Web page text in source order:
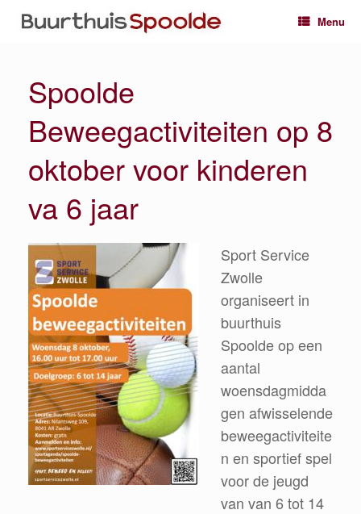
Menu
Spoolde
Beweegactiviteiten op 8
oktober voor kinderen
va 6 jaar
Sport Service
Zwolle
organiseert in
buurthuis
Spoolde op een
aantal
woensdagmidda
gen afwisselende
beweegactiviteite
n en sportief spel
voor de jeugd
van van 6 tot 14